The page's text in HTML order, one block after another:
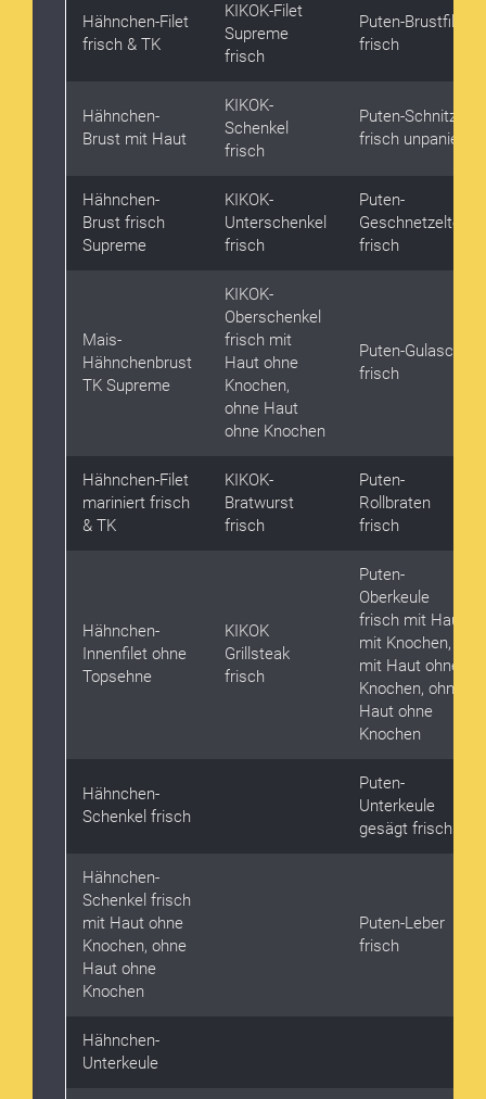
Hähnchen-Filet
frisch & TK
KIKOK-Filet
Supreme
frisch
Puten-Brustfilet
frisch
Hähnchen-
Brust mit Haut
KIKOK-
Schenkel
frisch
Puten-Schnitzel
frisch unpaniert
Hähnchen-
Brust frisch
Supreme
KIKOK-
Unterschenkel
frisch
Puten-
Geschnetzeltes
frisch
Mais-
Hähnchenbrust
TK Supreme
KIKOK-
Oberschenkel
frisch mit
Haut ohne
Knochen,
ohne Haut
ohne Knochen
Puten-Gulasch
frisch
Hähnchen-Filet
mariniert frisch
& TK
KIKOK-
Bratwurst
frisch
Puten-
Rollbraten
frisch
Hähnchen-
Innenfilet ohne
Topsehne
KIKOK
Grillsteak
frisch
Puten-
Oberkeule
frisch mit Haut
mit Knochen,
mit Haut ohne
Knochen, ohne
Haut ohne
Knochen
Hähnchen-
Schenkel frisch
Puten-
Unterkeule
gesägt frisch
Hähnchen-
Schenkel frisch
mit Haut ohne
Knochen, ohne
Haut ohne
Knochen
Puten-Leber
frisch
Hähnchen-
Unterkeule